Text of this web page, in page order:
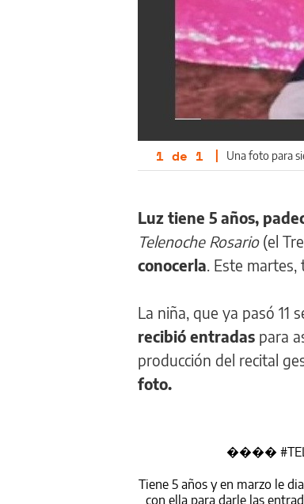
1 de 1 | Una foto para
Luz tiene 5 años,
Telenoche Rosario (el
conocerla . Este
La niña, que ya pasó 11
recibió entradas para
producción del recital
foto.
����
Tiene 5 años y en marzo le
con ella para darle las